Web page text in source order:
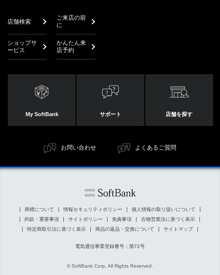
店舗検索
ご来店の前
に
ショップサ
ービス
かんたん来
店予約
My SoftBank サポート 店舗を探す
お問い合わせ よくあるご質問
商標について 情報セキュリティポリシー
個人情報の取り扱いについて
約款・重要事項
サイトポリシー 免責事項
古物営業法に基づく表示
特定商取引法に基づく表示
商品の返品・交換について サイトマップ
電気通信事業登録番号：第72号
© SoftBank Corp. All Rights Reserved.